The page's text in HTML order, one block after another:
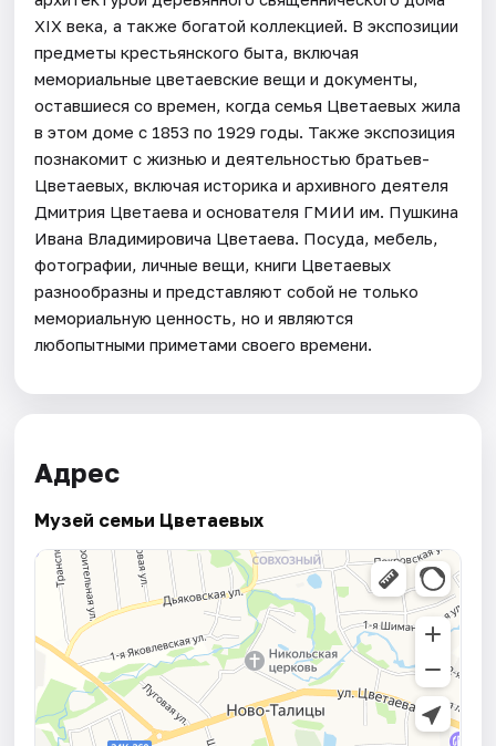
XIX века, а также богатой коллекцией. В экспозиции
предметы крестьянского быта, включая
мемориальные цветаевские вещи и документы,
оставшиеся со времен, когда семья Цветаевых жила
в этом доме с 1853 по 1929 годы. Также экспозиция
познакомит с жизнью и деятельностью братьев-
Цветаевых, включая историка и архивного деятеля
Дмитрия Цветаева и основателя ГМИИ им. Пушкина
Ивана Владимировича Цветаева. Посуда, мебель,
фотографии, личные вещи, книги Цветаевых
разнообразны и представляют собой не только
мемориальную ценность, но и являются
любопытными приметами своего времени.
Адрес
Музей семьи Цветаевых